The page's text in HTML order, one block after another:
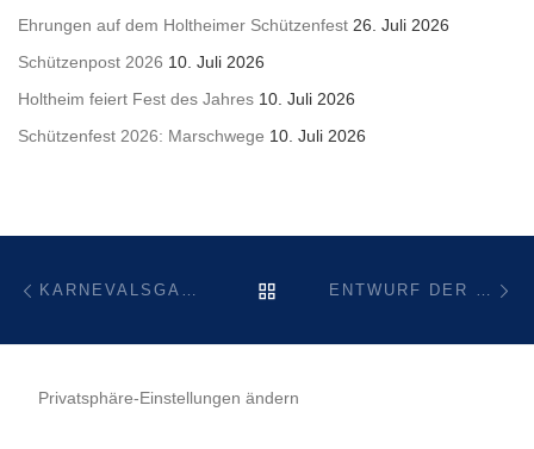
Ehrungen auf dem Holtheimer Schützenfest 26. Juli 2026
Schützenpost 2026 10. Juli 2026
Holtheim feiert Fest des Jahres 10. Juli 2026
Schützenfest 2026: Marschwege 10. Juli 2026
BeitragsnavigationZURÜCK ZUR
Privatsphäre-Einstellungen ändern